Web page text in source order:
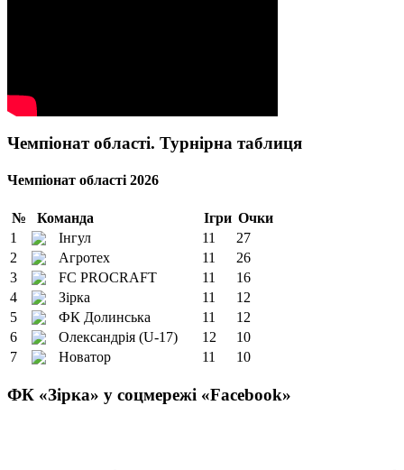
Чемпіонат області. Турнірна таблиця
Чемпіонат області 2026
№ Команда Ігри Очки
1
Інгул 11
27
2
Агротех 11
26
3
FC PROCRAFT 11
16
4
Зірка 11
12
5
ФК Долинська 11
12
6
Олександрія (U-17) 12
10
7
Новатор 11 10
ФК «Зірка» у соцмережі «Facebook»